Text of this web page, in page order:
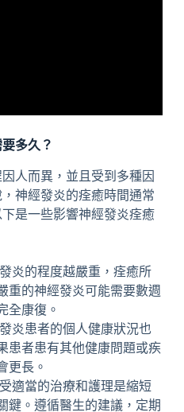
多久？
人而異，並且受到多種因
神經發炎的痊癒時間通常
是一些影響神經發炎痊癒
炎的程度越嚴重，痊癒所
重的神經發炎可能需要數週
全康復。
炎患者的個人健康狀況也
患者患有其他健康問題或疾
更長。
適當的治療和護理是縮短
鍵。遵循醫生的建議，定期